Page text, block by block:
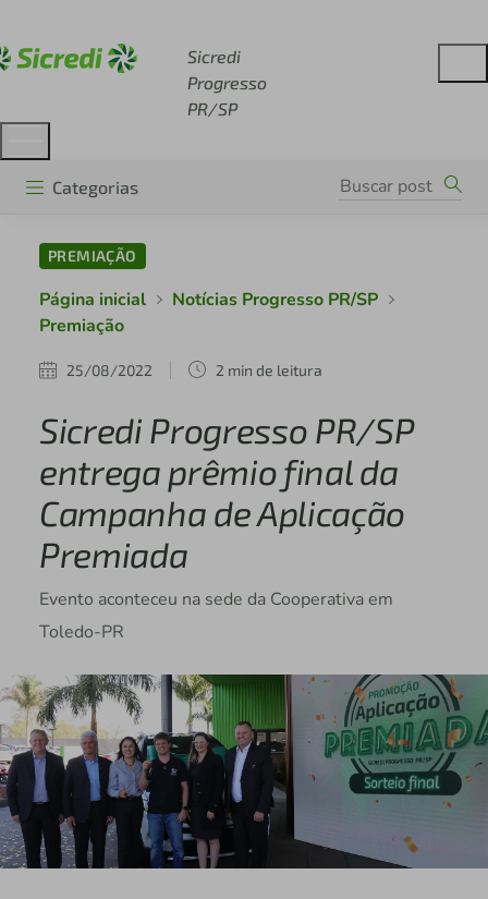
Sicredi
Progresso
PR/SP
Categorias
PREMIAÇÃO
Página inicial
Notícias Progresso PR/SP
Premiação
25/08/2022 2 min de leitura
Sicredi Progresso PR/SP
entrega prêmio final da
Campanha de Aplicação
Premiada
Evento aconteceu na sede da Cooperativa em
Toledo-PR